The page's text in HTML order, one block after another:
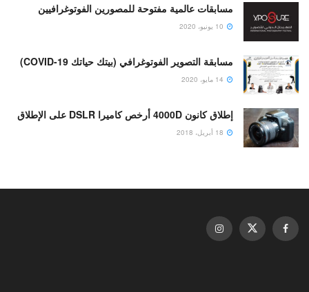
مسابقات عالمية مفتوحة للمصورين الفوتوغرافيين
مسابقة التصوير الفوتوغرافي (بيتك حياتك COVID-19)
إطلاق كانون 4000D أرخص كاميرا DSLR على الإطلاق